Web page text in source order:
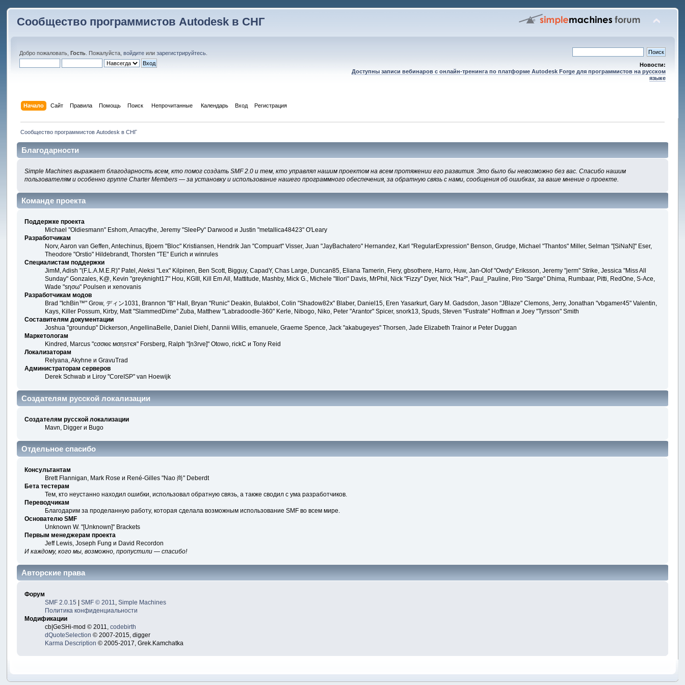
Сообщество программистов Autodesk в СНГ
Добро пожаловать,Гость . Пожалуйста,войдите илизарегистрируйтесь
Новости:
Доступны записи вебинаров с онлайн-тренинга по платформе Autodesk Forge для программистов на русском
языке
Начало Сайт Правила Помощь Поиск Непрочитанные Календарь Вход Регистрация
Сообщество программистов Autodesk в СНГ
Благодарности
Simple Machines выражает благодарность всем, кто помог создать SMF 2.0 и тем, кто управлял нашим проектом на всем протяжении его развития. Это было бы невозможно без вас. Спасибо нашим
пользователям и особенно группе Charter Members — за установку и использование нашего программного обеспечения, за обратную связь с нами, сообщения об ошибках, за ваше мнение о проекте.
Команде проекта
Поддержке проекта
Michael "Oldiesmann" Eshom, Amacythe, Jeremy "SleePy" Darwood и Justin "metallica48423" O'Leary
Разработчикам
Norv, Aaron van Geffen, Antechinus, Bjoern "Bloc" Kristiansen, Hendrik Jan "Compuart" Visser, Juan "JayBachatero" Hernandez, Karl "RegularExpression" Benson, Grudge, Michael "Thantos" Miller, Selman "[SiNaN]" Eser,
Theodore "Orstio" Hildebrandt, Thorsten "TE" Eurich и winrules
Специалистам поддержки
JimM, Adish "(F.L.A.M.E.R)" Patel, Aleksi "Lex" Kilpinen, Ben Scott, Bigguy, CapadY, Chas Large, Duncan85, Eliana Tamerin, Fiery, gbsothere, Harro, Huw, Jan-Olof "Owdy" Eriksson, Jeremy "jerm" Strike, Jessica "Miss All
Sunday" Gonzales, K@, Kevin "greyknight17" Hou, KGIII, Kill Em All, Mattitude, Mashby, Mick G., Michele "Illori" Davis, MrPhil, Nick "Fizzy" Dyer, Nick "Ha²", Paul_Pauline, Piro "Sarge" Dhima, Rumbaar, Pitti, RedOne, S-Ace,
Wade "sησω" Poulsen и xenovanis
Разработчикам модов
Brad "IchBin™" Grow, ディン1031, Brannon "B" Hall, Bryan "Runic" Deakin, Bulakbol, Colin "Shadow82x" Blaber, Daniel15, Eren Yasarkurt, Gary M. Gadsdon, Jason "JBlaze" Clemons, Jerry, Jonathan "vbgamer45" Valentin,
Kays, Killer Possum, Kirby, Matt "SlammedDime" Zuba, Matthew "Labradoodle-360" Kerle, Nibogo, Niko, Peter "Arantor" Spicer, snork13, Spuds, Steven "Fustrate" Hoffman и Joey "Tyrsson" Smith
Составителям документации
Joshua "groundup" Dickerson, AngellinaBelle, Daniel Diehl, Dannii Willis, emanuele, Graeme Spence, Jack "akabugeyes" Thorsen, Jade Elizabeth Trainor и Peter Duggan
Маркетологам
Kindred, Marcus "cσσкιє мσηѕтєя" Forsberg, Ralph "[n3rve]" Otowo, rickC и Tony Reid
Локализаторам
Relyana, Akyhne и GravuTrad
Администраторам серверов
Derek Schwab и Liroy "CoreISP" van Hoewijk
Создателям русской локализации
Создателям русской локализации
Mavn, Digger и Bugo
Отдельное спасибо
Консультантам
Brett Flannigan, Mark Rose и René-Gilles "Nao 尚" Deberdt
Бета тестерам
Тем, кто неустанно находил ошибки, использовал обратную связь, а также сводил с ума разработчиков.
Переводчикам
Благодарим за проделанную работу, которая сделала возможным использование SMF во всем мире.
Основателю SMF
Unknown W. "[Unknown]" Brackets
Первым менеджерам проекта
Jeff Lewis, Joseph Fung и David Recordon
И каждому, кого мы, возможно, пропустили — спасибо!
Авторские права
Форум
SMF 2.0.15 |SMF © 2011 ,Simple Machines
Политика конфиденциальности
Модификации
cb|GeSHi-mod © 2011,codebirth
dQuoteSelection © 2007-2015, digger
Karma Description © 2005-2017, Grek.Kamchatka